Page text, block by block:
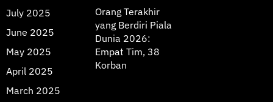
July 2025
June 2025
May 2025
April 2025
March 2025
Orang Terakhir
yang Berdiri Piala
Dunia 2026:
Empat Tim, 38
Korban